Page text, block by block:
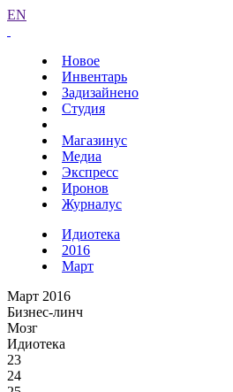
EN
Новое
Инвентарь
Задизайнено
Студия
Магазинус
Медиа
Экспресс
Иронов
Журналус
Идиотека
2016
Март
Март 2016
Бизнес-линч
Мозг
Идиотека
23
24